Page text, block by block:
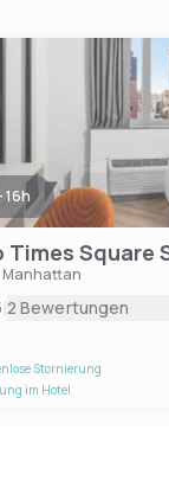
16h
Times Square
Manhattan
|2 Bewertungen
Stornierung
im Hotel